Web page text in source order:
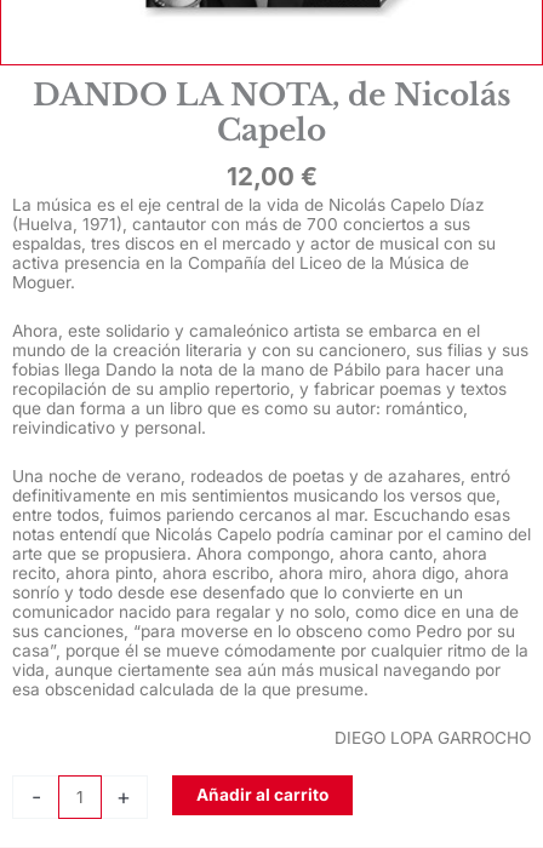
DANDO LA NOTA, de Nicolás
Capelo
12,00 €
La música es el eje central de la vida de Nicolás Capelo Díaz
(Huelva, 1971), cantautor con más de 700 conciertos a sus
espaldas, tres discos en el mercado y actor de musical con su
activa presencia en la Compañía del Liceo de la Música de
Moguer.
Ahora, este solidario y camaleónico artista se embarca en el
mundo de la creación literaria y con su cancionero, sus filias y sus
fobias llega Dando la nota de la mano de Pábilo para hacer una
recopilación de su amplio repertorio, y fabricar poemas y textos
que dan forma a un libro que es como su autor: romántico,
reivindicativo y personal.
Una noche de verano, rodeados de poetas y de azahares, entró
definitivamente en mis sentimientos musicando los versos que,
entre todos, fuimos pariendo cercanos al mar. Escuchando esas
notas entendí que Nicolás Capelo podría caminar por el camino del
arte que se propusiera. Ahora compongo, ahora canto, ahora
recito, ahora pinto, ahora escribo, ahora miro, ahora digo, ahora
sonrío y todo desde ese desenfado que lo convierte en un
comunicador nacido para regalar y no solo, como dice en una de
sus canciones, “para moverse en lo obsceno como Pedro por su
casa”, porque él se mueve cómodamente por cualquier ritmo de la
vida, aunque ciertamente sea aún más musical navegando por
esa obscenidad calculada de la que presume.
DIEGO LOPA GARROCHO
- + Añadir al carrito